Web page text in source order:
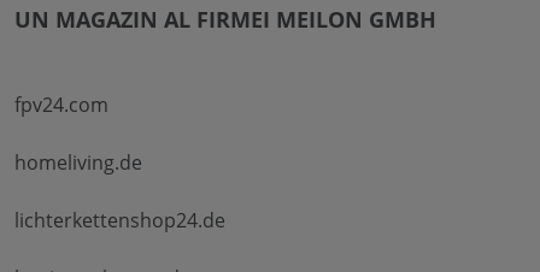
UN MAGAZIN AL FIRMEI MEILON GMBH
fpv24.com
homeliving.de
lichterkettenshop24.de